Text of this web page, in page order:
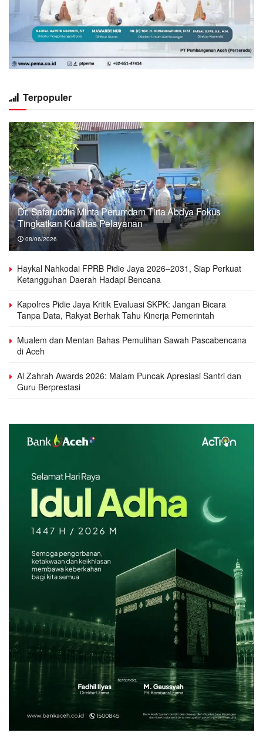
Terpopuler
Dr. Safaruddin Minta Perumdam Tirta Abdya Fokus
Tingkatkan Kualitas Pelayanan
08/06/2026
Haykal Nahkodai FPRB Pidie Jaya 2026–2031, Siap Perkuat
Ketangguhan Daerah Hadapi Bencana
Kapolres Pidie Jaya Kritik Evaluasi SKPK: Jangan Bicara
Tanpa Data, Rakyat Berhak Tahu Kinerja Pemerintah
Mualem dan Mentan Bahas Pemulihan Sawah Pascabencana
di Aceh
Al Zahrah Awards 2026: Malam Puncak Apresiasi Santri dan
Guru Berprestasi